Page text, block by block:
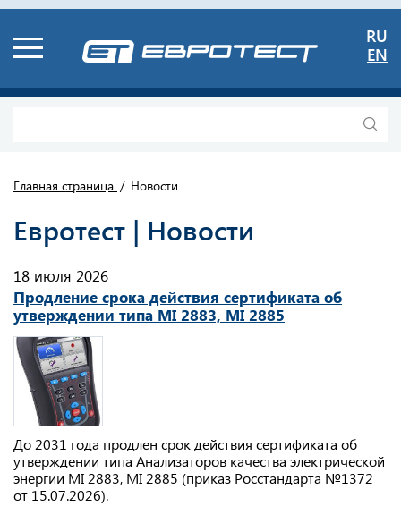
RU
EN
Главная страница Новости
Евротест | Новости
18 июля 2026
Продление срока действия сертификата об
утверждении типа MI 2883, MI 2885
До 2031 года продлен срок действия сертификата об
утверждении типа Анализаторов качества электрической
энергии MI 2883, MI 2885 (приказ Росстандарта №1372
от 15.07.2026).